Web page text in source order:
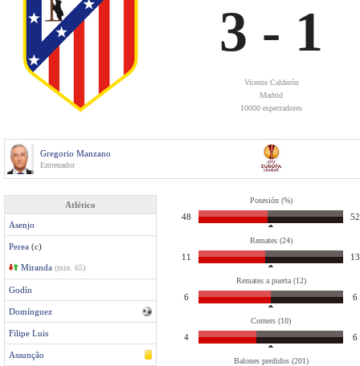
3 - 1
Vicente Calderón
Madrid
10000 espectadores
Gregorio Manzano
Entrenador
Atlético
Asenjo
Perea (c)
Miranda (min. 65)
Godín
Domínguez
Filipe Luis
Assunção
Posesión (%)
48 52
Remates (24)
11 13
Remates a puerta (12)
6 6
Corners (10)
4 6
Balones perdidos (201)